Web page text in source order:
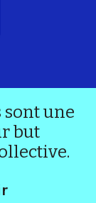
sont une
but